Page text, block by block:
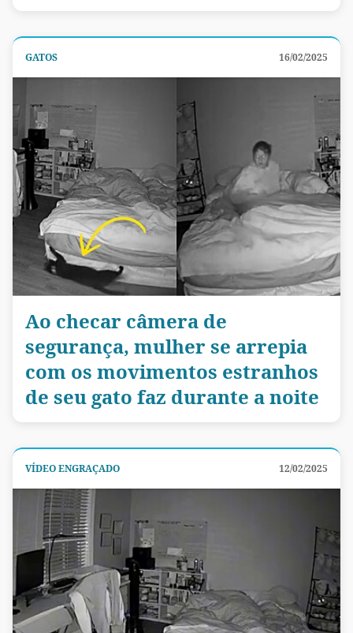
GATOS 16/02/2025
Ao checar câmera de
segurança, mulher se arrepia
com os movimentos estranhos
de seu gato faz durante a noite
VÍDEO ENGRAÇADO 12/02/2025